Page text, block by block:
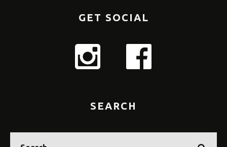
GET SOCIAL
SEARCH